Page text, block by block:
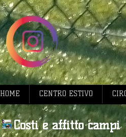
Costi e affitto campi
HOME CENTRO ESTIVO